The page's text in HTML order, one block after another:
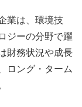
業は、環境技
ジーの分野で躍
財務状況や成長
ロング・ターム